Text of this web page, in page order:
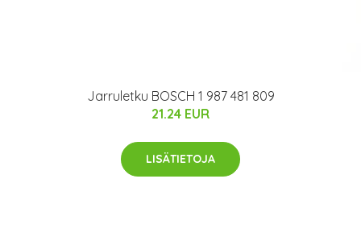
Jarruletku BOSCH 1 987 481 809
21.24 EUR
LISÄTIETOJA